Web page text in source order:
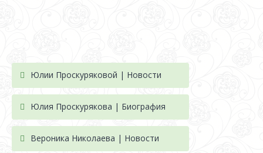
Юлии Проскуряковой | Новости
Юлия Проскурякова | Биография
Вероника Николаева | Новости